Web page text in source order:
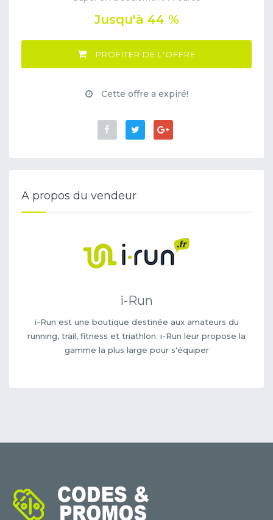
Jusqu'à 44 %
PROFITER DE L'OFFRE
Cette offre a expiré!
A propos du vendeur
i-Run
i-Run est une boutique destinée aux amateurs du
running, trail, fitness et triathlon. i-Run leur propose la
gamme la plus large pour s'équiper